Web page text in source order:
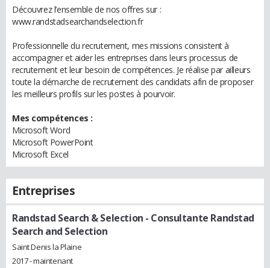
Découvrez l’ensemble de nos offres sur :
www.randstadsearchandselection.fr
Professionnelle du recrutement, mes missions consistent à
accompagner et aider les entreprises dans leurs processus de
recrutement et leur besoin de compétences. Je réalise par ailleurs
toute la démarche de recrutement des candidats afin de proposer
les meilleurs profils sur les postes à pourvoir.
Mes compétences :
Microsoft Word
Microsoft PowerPoint
Microsoft Excel
Entreprises
Randstad Search & Selection - Consultante Randstad
Search and Selection
Saint Denis la Plaine
2017 - maintenant